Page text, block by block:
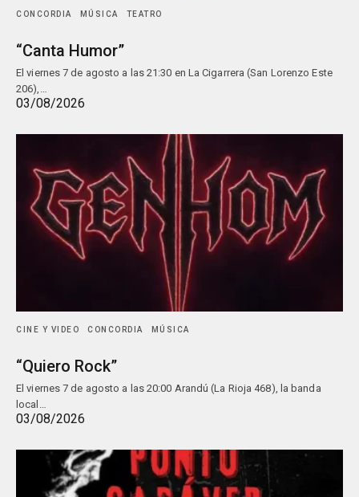
CONCORDIA MÚSICA TEATRO
“Canta Humor”
El viernes 7 de agosto a las 21:30 en La Cigarrera (San Lorenzo Este
206),…
03/08/2026
CINE Y VIDEO CONCORDIA MÚSICA
“Quiero Rock”
El viernes 7 de agosto a las 20:00 Arandú (La Rioja 468), la banda
local…
03/08/2026